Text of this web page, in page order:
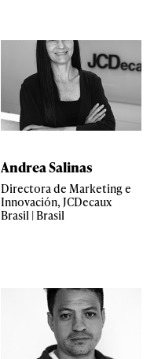
Andrea Salinas
Directora de Marketing e
Innovación, JCDecaux
Brasil | Brasil